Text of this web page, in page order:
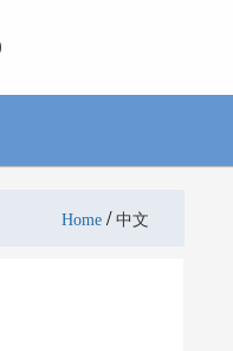
Home / 中文